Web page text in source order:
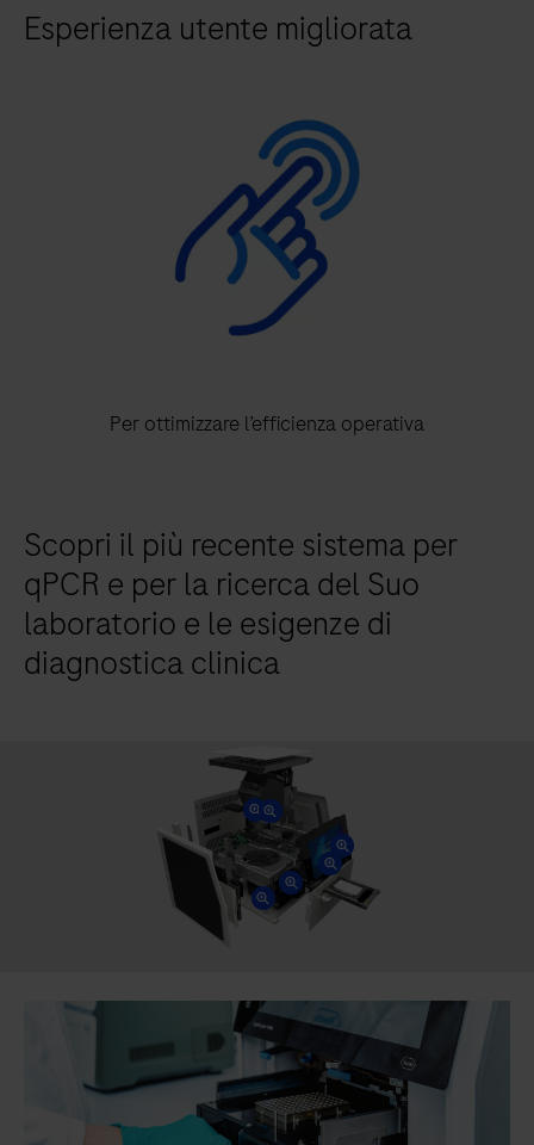
Esperienza utente migliorata
Per ottimizzare l’efficienza operativa
Scopri il più recente sistema per
qPCR e per la ricerca del Suo
laboratorio e le esigenze di
diagnostica clinica